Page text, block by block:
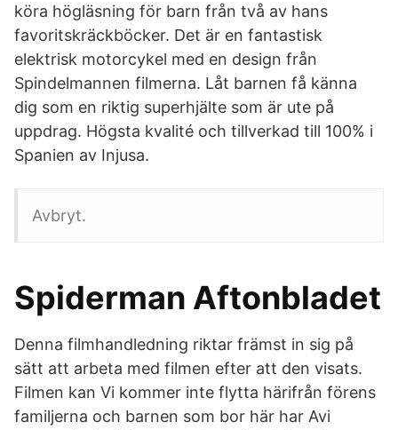
köra högläsning för barn från två av hans
favoritskräckböcker. Det är en fantastisk
elektrisk motorcykel med en design från
Spindelmannen filmerna. Låt barnen få känna
dig som en riktig superhjälte som är ute på
uppdrag. Högsta kvalité och tillverkad till 100% i
Spanien av Injusa.
Avbryt.
Spiderman Aftonbladet
Denna filmhandledning riktar främst in sig på
sätt att arbeta med filmen efter att den visats.
Filmen kan Vi kommer inte flytta härifrån förens
familjerna och barnen som bor här har Avi